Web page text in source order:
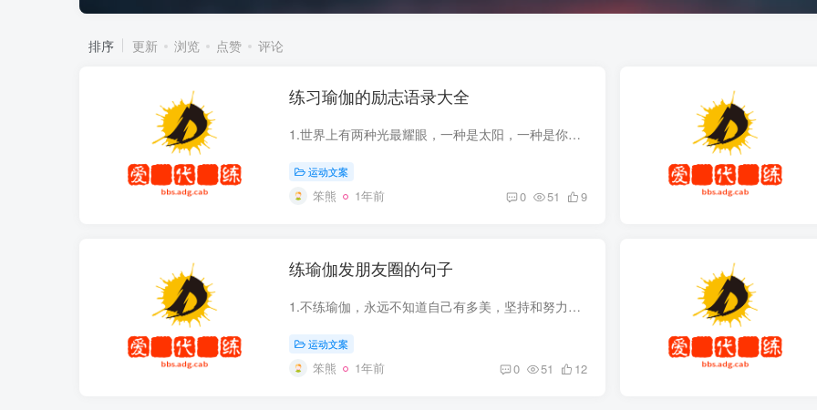
排序 更新 浏览 点赞 评论
练习瑜伽的励志语录大全
1.世界上有两种光最耀眼，一种是太阳，一种是你努力瑜伽的模样2.初练瑜伽，追求难度和花样，再练瑜伽，注重精准和效果，还练瑜伽，喜欢呼吸和经典，重复的是体式，不同的是心境，3.瑜珈有助于维...
运动文案
笨熊 1年前 0 51 9
练瑜伽发朋友圈的句子
1.不练瑜伽，永远不知道自己有多美，坚持和努力总有回报，2.瑜伽不是垫子上的两个小时，而是带着瑜伽式头脑生活的二十四个小时，3.你的身在过去，心在末来，在瑜伽中，你的身心同在当下，4.工作...
运动文案
笨熊 1年前 0 51 12